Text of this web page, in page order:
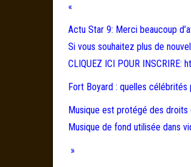
«
Actu Star 9: Merci beaucoup
Si vous souhaitez plus de
CLIQUEZ ICI POUR
Fort Boyard : quelles célébrités
Musique est protégé des
Musique de fond utilisée dans
»